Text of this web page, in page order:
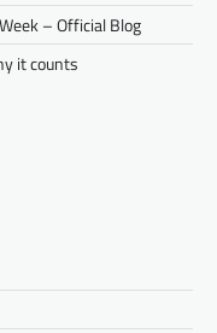
– Official Blog
it counts